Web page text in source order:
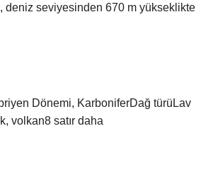
deniz seviyesinden 670 m yükseklikte
Dönemi, KarboniferDağ türüLav
volkan8 satır daha